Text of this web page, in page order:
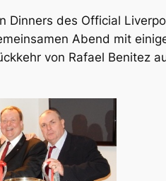
des Official
Abend mit
von Rafael Benitez